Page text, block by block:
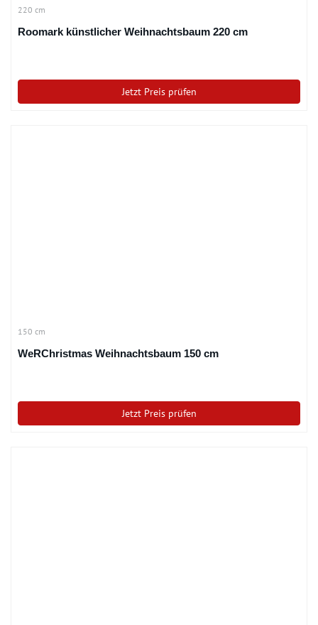
220 cm
Roomark künstlicher Weihnachtsbaum 220 cm
Jetzt Preis prüfen
150 cm
WeRChristmas Weihnachtsbaum 150 cm
Jetzt Preis prüfen